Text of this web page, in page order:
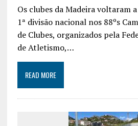
Os clubes da Madeira voltaram
1ª divisão nacional nos 88ºs
de Clubes, organizados pela
de Atletismo,…
READ MORE